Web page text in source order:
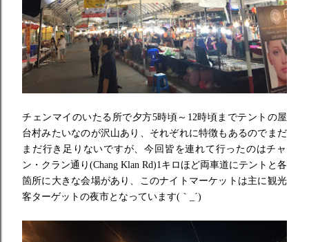
チェンマイのいたる所で夕方5時頃～ 12時頃までテントの屋
台村みたいなのが沢山あり、 それぞれに特徴もあるのでまだ
まだ行き足りないですが、今回皆を連れて行ったのはチャ
ン・クラン通り(Chang Klan Rd)1キロほど両車道にテントと各
箇所に大きな会場があり、 このナイトマーケットは主に観光
客ターゲットの夜市となっていま す(｀_´)ゞ